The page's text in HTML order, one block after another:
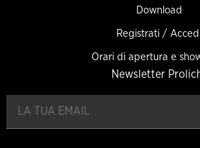
Download
Registrati /
Orari di apertura e
Newsletter